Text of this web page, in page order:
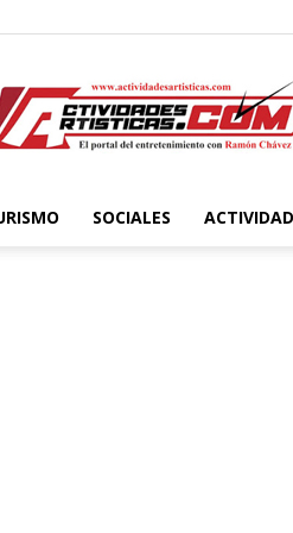
SOCIALES